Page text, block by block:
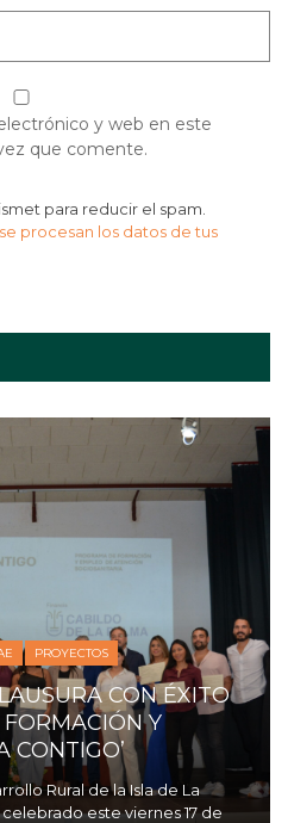
y web en este
que comente.
para reducir el spam.
procesan los datos de tus
PROYECTOS
CON ÉXITO
Y
CONTIGO’
Rural de la Isla de La
celebrado este viernes 17 de